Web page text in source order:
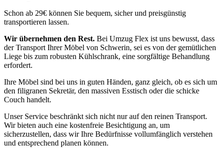
Schon ab 29€ können Sie bequem, sicher und preisgünstig
transportieren lassen.
Wir übernehmen den Rest. Bei Umzug Flex ist uns bewusst, dass
der Transport Ihrer Möbel von Schwerin, sei es von der gemütlichen
Liege bis zum robusten Kühlschrank, eine sorgfältige Behandlung
erfordert.
Ihre Möbel sind bei uns in guten Händen, ganz gleich, ob es sich um
den filigranen Sekretär, den massiven Esstisch oder die schicke
Couch handelt.
Unser Service beschränkt sich nicht nur auf den reinen Transport.
Wir bieten auch eine kostenfreie Besichtigung an, um
sicherzustellen, dass wir Ihre Bedürfnisse vollumfänglich verstehen
und entsprechend planen können.